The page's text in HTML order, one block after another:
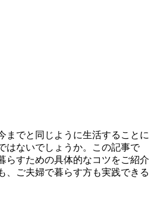
までと同じように生活することに
はないでしょうか。この記事で
らすための具体的なコツをご紹介
、ご夫婦で暮らす方も実践できる